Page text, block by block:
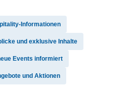
Informationen
und exklusive Inhalte
Events informiert
und Aktionen